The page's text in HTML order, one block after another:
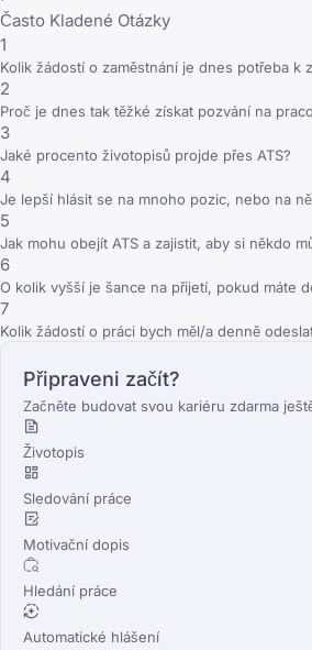
Často Kladené Otázky
1
Kolik žádostí o zaměstnání je dnes potřeba k
2
Proč je dnes tak těžké získat pozvání na
3
Jaké procento životopisů projde přes ATS?
4
Je lepší hlásit se na mnoho pozic, nebo na
5
Jak mohu obejít ATS a zajistit, aby si někdo
6
O kolik vyšší je šance na přijetí, pokud máte
7
Kolik žádostí o práci bych měl/a denně
Připraveni začít?
Začněte budovat svou kariéru zdarma
Životopis
Sledování práce
Motivační dopis
Hledání práce
Automatické hlášení